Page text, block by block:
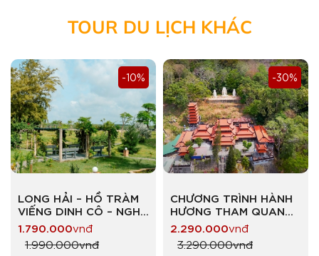
TOUR DU LỊCH KHÁC
LONG HẢI – HỒ TRÀM
VIẾNG DINH CÔ – NGHỈ
DƯỠNG RESORT LÀNG
CHÀI
1.790.000vnđ
1.990.000vnđ
-10%
CHƯƠNG TRÌNH HÀNH
HƯƠNG THAM QUAN
ĐÀ LẠT MỘNG MƠ
2.290.000vnđ
3.290.000vnđ
-30%